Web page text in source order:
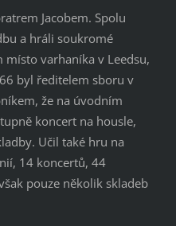
Jacobem. Spolu
a hráli soukromé
místo varhaníka v Leedsu,
byl ředitelem sboru v
že na úvodním
koncert na housle,
Učil také hru na
14 koncertů, 44
pouze několik skladeb